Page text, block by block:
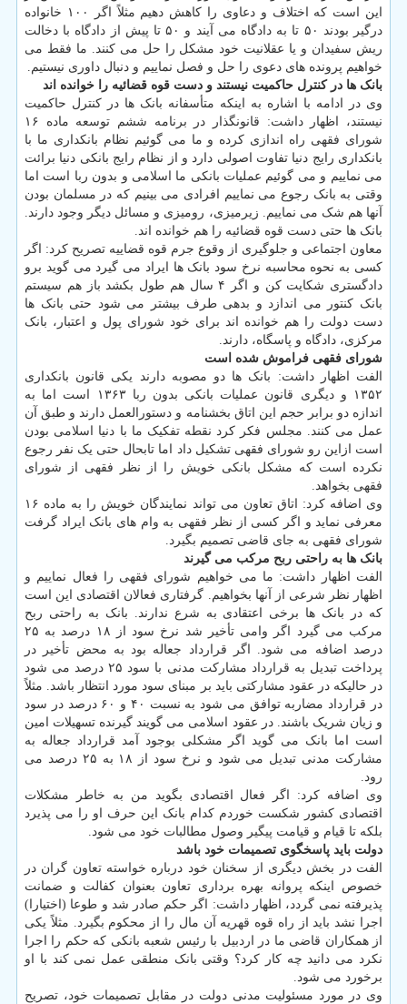
این است که اختلاف و دعاوی را کاهش دهیم مثلاً اگر ۱۰۰ خانواده
درگیر بودند ۵۰ تا به دادگاه می آیند و ۵۰ تا پیش از دادگاه با دخالت
ریش سفیدان و یا عقلانیت خود مشکل را حل می کنند. ما فقط می
خواهیم پرونده های دعوی را حل و فصل نماییم و دنبال داوری نیستیم.
بانک ها در کنترل حاکمیت نیستند و دست قوه قضائیه را خوانده اند
وی در ادامه با اشاره به اینکه متأسفانه بانک ها در کنترل حاکمیت
نیستند، اظهار داشت: قانونگذار در برنامه ششم توسعه ماده ۱۶
شورای فقهی راه اندازی کرده و ما می گوئیم نظام بانکداری ما با
بانکداری رایج دنیا تفاوت اصولی دارد و از نظام رایج بانکی دنیا برائت
می نماییم و می گوئیم عملیات بانکی ما اسلامی و بدون ربا است اما
وقتی به بانک رجوع می نماییم افرادی می بینیم که در مسلمان بودن
آنها هم شک می نماییم. زیرمیزی، رومیزی و مسائل دیگر وجود دارند.
بانک ها حتی دست قوه قضائیه را هم خوانده اند.
معاون اجتماعی و جلوگیری از وقوع جرم قوه قضاییه تصریح کرد: اگر
کسی به نحوه محاسبه نرخ سود بانک ها ایراد می گیرد می گوید برو
دادگستری شکایت کن و اگر ۴ سال هم طول بکشد باز هم سیستم
بانک کنتور می اندازد و بدهی طرف بیشتر می شود حتی بانک ها
دست دولت را هم خوانده اند برای خود شورای پول و اعتبار، بانک
مرکزی، دادگاه و پاسگاه، دارند.
شورای فقهی فراموش شده است
الفت اظهار داشت: بانک ها دو مصوبه دارند یکی قانون بانکداری
۱۳۵۲ و دیگری قانون عملیات بانکی بدون ربا ۱۳۶۳ است اما به
اندازه دو برابر حجم این اتاق بخشنامه و دستورالعمل دارند و طبق آن
عمل می کنند. مجلس فکر کرد نقطه تفکیک ما با دنیا اسلامی بودن
است ازاین رو شورای فقهی تشکیل داد اما تابحال حتی یک نفر رجوع
نکرده است که مشکل بانکی خویش را از نظر فقهی از شورای
فقهی بخواهد.
وی اضافه کرد: اتاق تعاون می تواند نمایندگان خویش را به ماده ۱۶
معرفی نماید و اگر کسی از نظر فقهی به وام های بانک ایراد گرفت
شورای فقهی به جای قاضی تصمیم بگیرد.
بانک ها به راحتی ربح مرکب می گیرند
الفت اظهار داشت: ما می خواهیم شورای فقهی را فعال نماییم و
اظهار نظر شرعی از آنها بخواهیم. گرفتاری فعالان اقتصادی این است
که در بانک ها برخی اعتقادی به شرع ندارند. بانک به راحتی ربح
مرکب می گیرد اگر وامی تأخیر شد نرخ سود از ۱۸ درصد به ۲۵
درصد اضافه می شود. اگر قرارداد جعاله بود به محض تأخیر در
پرداخت تبدیل به قرارداد مشارکت مدنی با سود ۲۵ درصد می شود
در حالیکه در عقود مشارکتی باید بر مبنای سود مورد انتظار باشد. مثلاً
در قرارداد مضاربه توافق می شود به نسبت ۴۰ و ۶۰ درصد در سود
و زیان شریک باشند. در عقود اسلامی می گویند گیرنده تسهیلات امین
است اما بانک می گوید اگر مشکلی بوجود آمد قرارداد جعاله به
مشارکت مدنی تبدیل می شود و نرخ سود از ۱۸ به ۲۵ درصد می
رود.
وی اضافه کرد: اگر فعال اقتصادی بگوید من به خاطر مشکلات
اقتصادی کشور شکست خوردم کدام بانک این حرف او را می پذیرد
بلکه تا قیام و قیامت پیگیر وصول مطالبات خود می شود.
دولت باید پاسخگوی تصمیمات خود باشد
الفت در بخش دیگری از سخنان خود درباره خواسته تعاون گران در
خصوص اینکه پروانه بهره برداری تعاون بعنوان کفالت و ضمانت
پذیرفته نمی گردد، اظهار داشت: اگر حکم صادر شد و طوعا (اختیارا)
اجرا نشد باید از راه قوه قهریه آن مال را از محکوم بگیرد. مثلاً یکی
از همکاران قاضی ما در اردبیل با رئیس شعبه بانکی که حکم را اجرا
نکرد می دانید چه کار کرد؟ وقتی بانک منطقی عمل نمی کند با او
برخورد می شود.
وی در مورد مسئولیت مدنی دولت در مقابل تصمیمات خود، تصریح